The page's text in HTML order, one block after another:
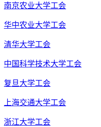
南京农业大学工会
华中农业大学工会
清华大学工会
中国科学技术大学工会
复旦大学工会
上海交通大学工会
浙江大学工会